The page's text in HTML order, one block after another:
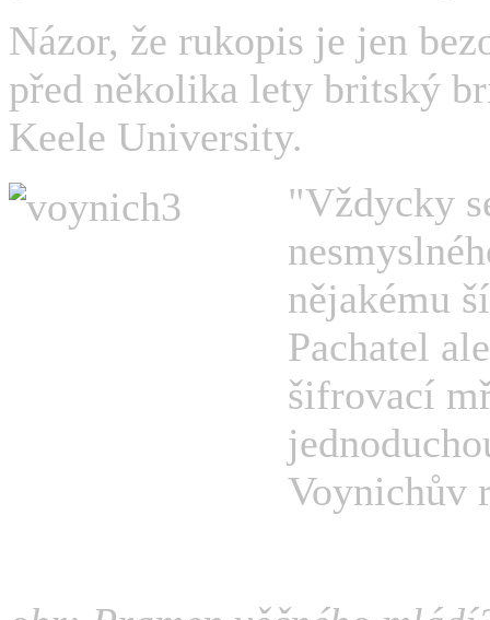
Názor, že rukopis je jen
před několika lety britský
Keele University.
"Vždycky
nějakému
Pachatel
šifrovací
Voynichův